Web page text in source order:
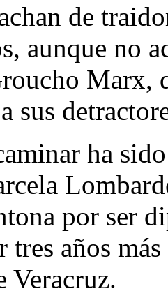
de
aunque no
Marx,
sus
ha
por ser
tres años
Veracruz.